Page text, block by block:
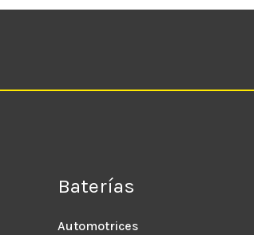
Baterías
Automotrices